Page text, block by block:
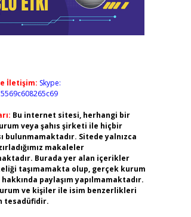
İletişim: Skype:
Bu internet sitesi, herhangi bir
veya şahıs şirketi ile hiçbir
bulunmamaktadır. Sitede yalnızca
makaleler
Burada yer alan içerikler
taşımamakta olup, gerçek kurum
paylaşım yapılmamaktadır.
ve kişiler ile isim benzerlikleri
tesadüfidir.